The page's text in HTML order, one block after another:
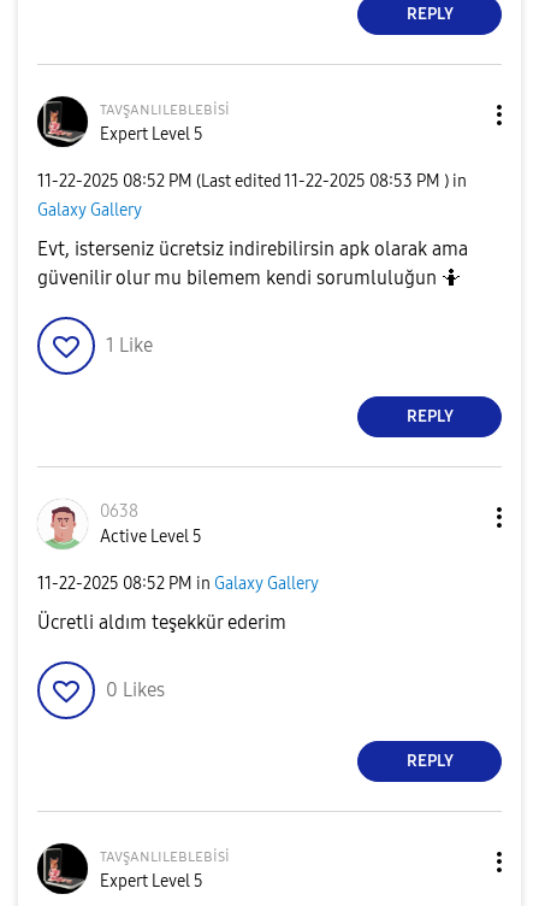
REPLY
ᴛᴀᴠşᴀɴʟɪʟᴇʙʟᴇʙisi
Expert Level 5
‎11-22-2025 08:52 PM (Last edited‎11-22-2025 08:53 PM ) in
Galaxy Gallery
Evt, isterseniz ücretsiz indirebilirsin apk olarak ama
güvenilir olur mu bilemem kendi sorumluluğun 🤷
1 Like
REPLY
0638
Active Level 5
‎11-22-2025 08:52 PM in Galaxy Gallery
Ücretli aldım teşekkür ederim
0 Likes
REPLY
ᴛᴀᴠşᴀɴʟɪʟᴇʙʟᴇʙisi
Expert Level 5